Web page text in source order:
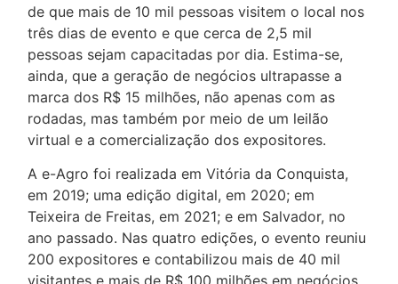
de que mais de 10 mil pessoas visitem o local nos
três dias de evento e que cerca de 2,5 mil
pessoas sejam capacitadas por dia. Estima-se,
ainda, que a geração de negócios ultrapasse a
marca dos R$ 15 milhões, não apenas com as
rodadas, mas também por meio de um leilão
virtual e a comercialização dos expositores.
A e-Agro foi realizada em Vitória da Conquista,
em 2019; uma edição digital, em 2020; em
Teixeira de Freitas, em 2021; e em Salvador, no
ano passado. Nas quatro edições, o evento reuniu
200 expositores e contabilizou mais de 40 mil